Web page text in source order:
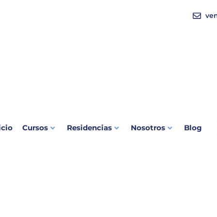
Cursos Residencias Nosotros Blog